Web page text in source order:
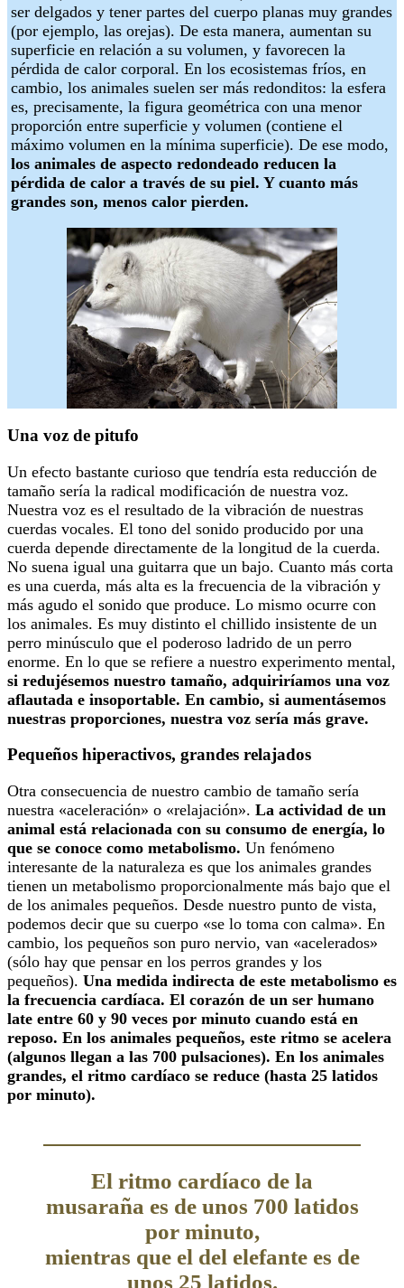
ser delgados y tener partes del cuerpo planas muy grandes
(por ejemplo, las orejas). De esta manera, aumentan su
superficie en relación a su volumen, y favorecen la
pérdida de calor corporal. En los ecosistemas fríos, en
cambio, los animales suelen ser más redonditos: la esfera
es, precisamente, la figura geométrica con una menor
proporción entre superficie y volumen (contiene el
máximo volumen en la mínima superficie). De ese modo,
los animales de aspecto redondeado reducen la
pérdida de calor a través de su piel. Y cuanto más
grandes son, menos calor pierden.
Una voz de pitufo
Un efecto bastante curioso que tendría esta reducción de
tamaño sería la radical modificación de nuestra voz.
Nuestra voz es el resultado de la vibración de nuestras
cuerdas vocales. El tono del sonido producido por una
cuerda depende directamente de la longitud de la cuerda.
No suena igual una guitarra que un bajo. Cuanto más corta
es una cuerda, más alta es la frecuencia de la vibración y
más agudo el sonido que produce. Lo mismo ocurre con
los animales. Es muy distinto el chillido insistente de un
perro minúsculo que el poderoso ladrido de un perro
enorme. En lo que se refiere a nuestro experimento mental,
si redujésemos nuestro tamaño, adquiriríamos una voz
aflautada e insoportable. En cambio, si aumentásemos
nuestras proporciones, nuestra voz sería más grave.
Pequeños hiperactivos, grandes relajados
Otra consecuencia de nuestro cambio de tamaño sería
nuestra «aceleración» o «relajación». La actividad de un
animal está relacionada con su consumo de energía, lo
que se conoce como metabolismo. Un fenómeno
interesante de la naturaleza es que los animales grandes
tienen un metabolismo proporcionalmente más bajo que el
de los animales pequeños. Desde nuestro punto de vista,
podemos decir que su cuerpo «se lo toma con calma». En
cambio, los pequeños son puro nervio, van «acelerados»
(sólo hay que pensar en los perros grandes y los
pequeños). Una medida indirecta de este metabolismo es
la frecuencia cardíaca. El corazón de un ser humano
late entre 60 y 90 veces por minuto cuando está en
reposo. En los animales pequeños, este ritmo se acelera
(algunos llegan a las 700 pulsaciones). En los animales
grandes, el ritmo cardíaco se reduce (hasta 25 latidos
por minuto).
El ritmo cardíaco de la
musaraña es de unos 700 latidos
por minuto,
mientras que el del elefante es de
unos 25 latidos.